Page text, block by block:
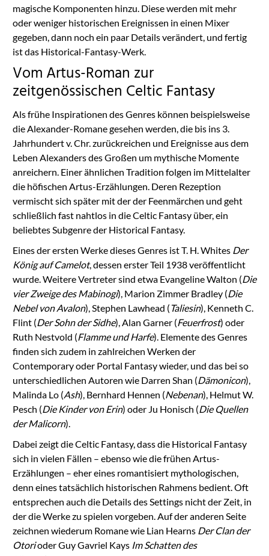
magische Komponenten hinzu. Diese werden mit mehr
oder weniger historischen Ereignissen in einen Mixer
gegeben, dann noch ein paar Details verändert, und fertig
ist das Historical-Fantasy-Werk.
Vom Artus-Roman zur
zeitgenössischen Celtic Fantasy
Als frühe Inspirationen des Genres können beispielsweise
die Alexander-Romane gesehen werden, die bis ins 3.
Jahrhundert v. Chr. zurückreichen und Ereignisse aus dem
Leben Alexanders des Großen um mythische Momente
anreichern. Einer ähnlichen Tradition folgen im Mittelalter
die höfischen Artus-Erzählungen. Deren Rezeption
vermischt sich später mit der der Feenmärchen und geht
schließlich fast nahtlos in die Celtic Fantasy über, ein
beliebtes Subgenre der Historical Fantasy.
Eines der ersten Werke dieses Genres ist T. H. Whites Der
König auf Camelot, dessen erster Teil 1938 veröffentlicht
wurde. Weitere Vertreter sind etwa Evangeline Walton (Die
vier Zweige des Mabinogi), Marion Zimmer Bradley (Die
Nebel von Avalon), Stephen Lawhead (Taliesin), Kenneth C.
Flint (Der Sohn der Sidhe), Alan Garner (Feuerfrost) oder
Ruth Nestvold (Flamme und Harfe). Elemente des Genres
finden sich zudem in zahlreichen Werken der
Contemporary oder Portal Fantasy wieder, und das bei so
unterschiedlichen Autoren wie Darren Shan (Dämonicon),
Malinda Lo (Ash), Bernhard Hennen (Nebenan), Helmut W.
Pesch (Die Kinder von Erin) oder Ju Honisch (Die Quellen
der Malicorn).
Dabei zeigt die Celtic Fantasy, dass die Historical Fantasy
sich in vielen Fällen – ebenso wie die frühen Artus-
Erzählungen – eher eines romantisiert mythologischen,
denn eines tatsächlich historischen Rahmens bedient. Oft
entsprechen auch die Details des Settings nicht der Zeit, in
der die Werke zu spielen vorgeben. Auf der anderen Seite
zeichnen wiederum Romane wie Lian Hearns Der Clan der
Otorioder Guy Gavriel Kays Im Schatten des